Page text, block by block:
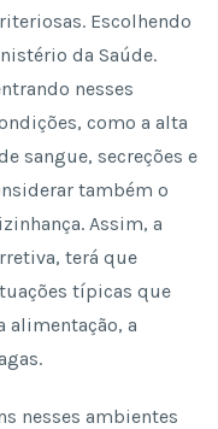
Escolhendo
da Saúde.
nesses
como a alta
sangue, secreções e
também o
Assim, a
terá que
típicas que
alimentação, a
nesses ambientes